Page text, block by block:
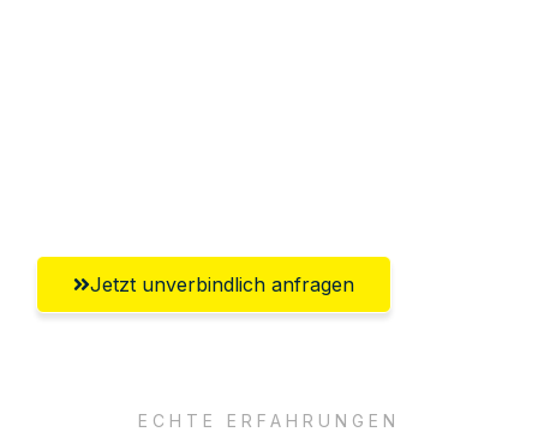
Jetzt unverbindlich anfragen
ECHTE ERFAHRUNGEN